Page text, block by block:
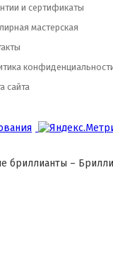
и сертификаты
мастерская
сайта
бриллианты –